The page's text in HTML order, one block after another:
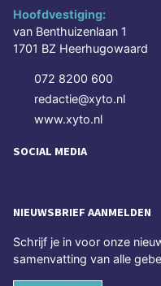
Hoofdvestiging:
van Benthuizenlaan 1
1701 BZ Heerhugowaard
072 8200 600
redactie@xyto.nl
www.xyto.nl
SOCIAL MEDIA
NIEUWSBRIEF AANMELDEN
Schrijf je in voor onze
samenvatting van alle